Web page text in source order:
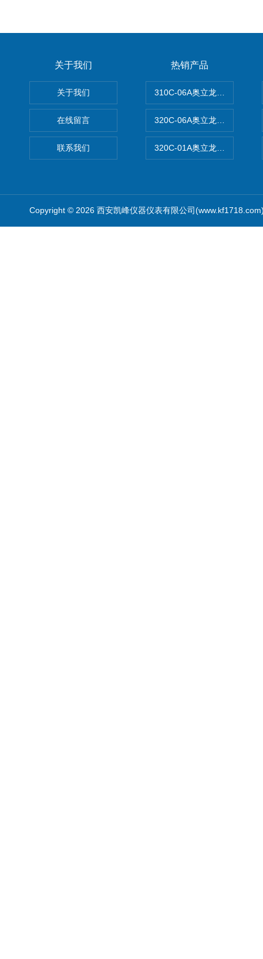
关于我们
关于我们
在线留言
联系我们
热销产品
310C-06A奥立龙实验室台式
320C-06A奥立龙实验室便携
320C-01A奥立龙实验室便携
Copyright © 2026 西安凯峰仪器仪表有限公司